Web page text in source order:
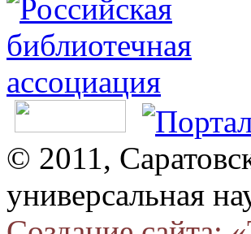
© 2011,
универсальная